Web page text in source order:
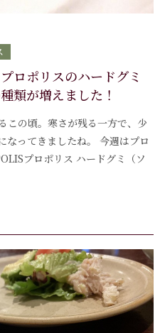
ロポリスのハードグミ
類が増えました！
の頃。寒さが残る一方で、少
なってきましたね。 今週はプロ
プロポリス ハードグミ（ソ